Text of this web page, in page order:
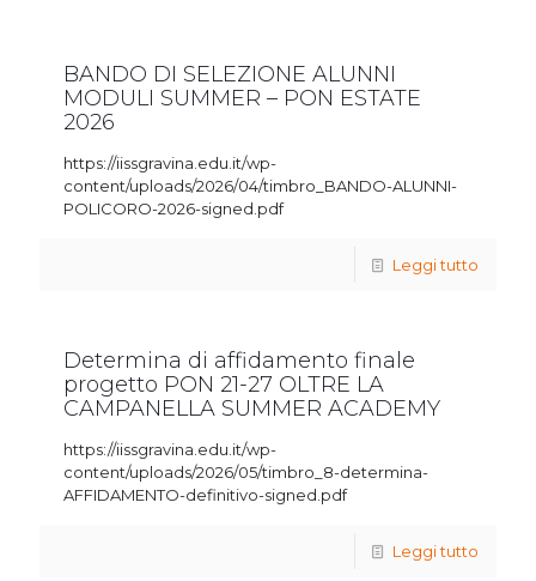
BANDO DI SELEZIONE ALUNNI
MODULI SUMMER – PON ESTATE
2026
https://iissgravina.edu.it/wp-
content/uploads/2026/04/timbro_BANDO-ALUNNI-
POLICORO-2026-signed.pdf
Leggi tutto
Determina di affidamento finale
progetto PON 21-27 OLTRE LA
CAMPANELLA SUMMER ACADEMY
https://iissgravina.edu.it/wp-
content/uploads/2026/05/timbro_8-determina-
AFFIDAMENTO-definitivo-signed.pdf
Leggi tutto